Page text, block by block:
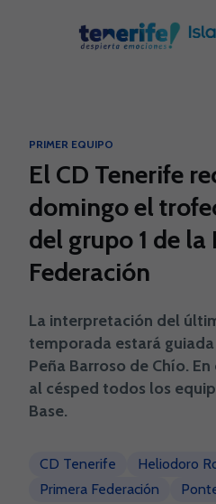
PRIMER EQUIPO
El CD Tenerife
domingo el
del grupo 1 de la
Federación
La interpretación del
temporada estará
Peña Barroso de Chío.
al césped todos los
Base.
CD Tenerife
Heliodoro
Primera Federación